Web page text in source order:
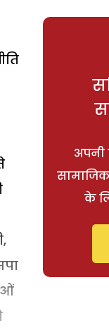
अपनी
सामाजिक
के